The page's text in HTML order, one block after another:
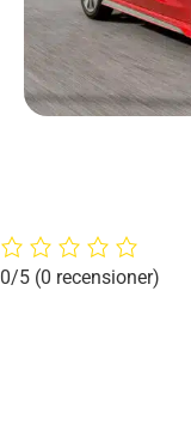
0/5 (0 recensioner)